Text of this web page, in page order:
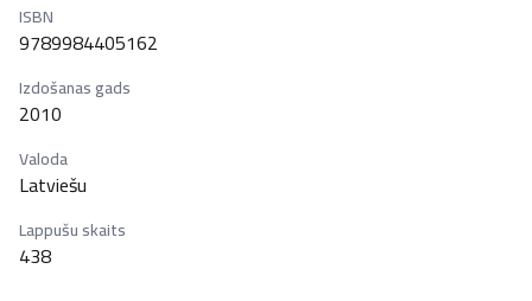
ISBN
9789984405162
Izdošanas gads
2010
Valoda
Latviešu
Lappušu skaits
438